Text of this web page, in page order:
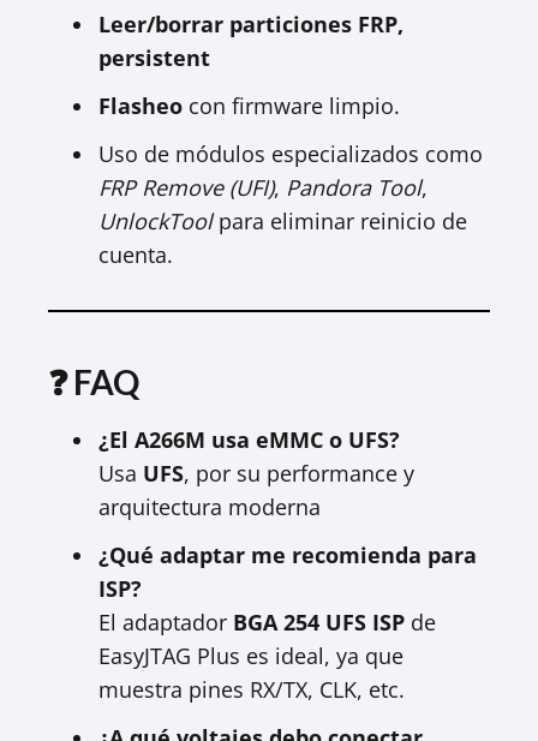
Leer/borrar particiones FRP,
persistent
Flasheo con firmware limpio.
Uso de módulos especializados como
FRP Remove (UFI), Pandora Tool,
UnlockToolpara eliminar reinicio de
cuenta.
❓ FAQ
¿El A266M usa eMMC o UFS?
Usa UFS, por su performance y
arquitectura moderna
¿Qué adaptar me recomienda para
ISP?
El adaptador BGA 254 UFS ISP de
EasyJTAG Plus es ideal, ya que
muestra pines RX/TX, CLK, etc.